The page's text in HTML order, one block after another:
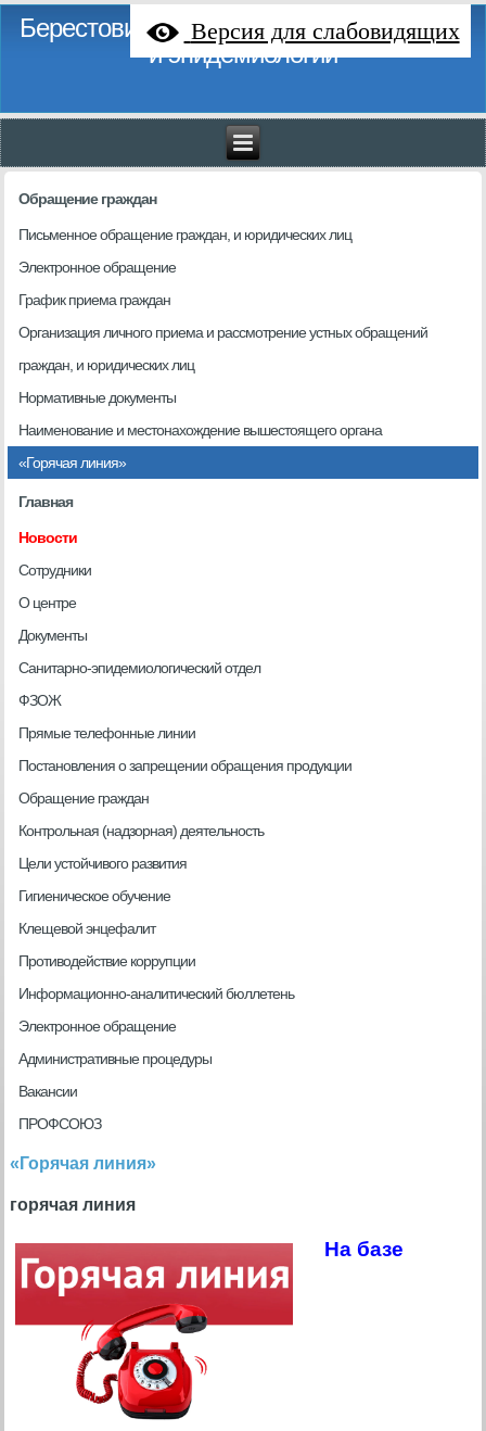
Версия для слабовидящих
Берестовицкий районный центр гигиены
и эпидемиологии
Обращение граждан
Письменное обращение граждан, и юридических лиц
Электронное обращение
График приема граждан
Организация личного приема и рассмотрение устных обращений
граждан, и юридических лиц
Нормативные документы
Наименование и местонахождение вышестоящего органа
«Горячая линия»
Главная
Новости
Сотрудники
О центре
Документы
Санитарно-эпидемиологический отдел
ФЗОЖ
Прямые телефонные линии
Постановления о запрещении обращения продукции
Обращение граждан
Контрольная (надзорная) деятельность
Цели устойчивого развития
Гигиеническое обучение
Клещевой энцефалит
Противодействие коррупции
Информационно-аналитический бюллетень
Электронное обращение
Административные процедуры
Вакансии
ПРОФСОЮЗ
«Горячая линия»
горячая линия
На базе